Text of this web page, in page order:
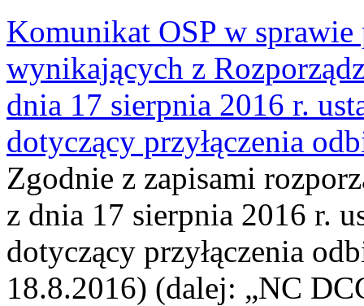
Komunikat OSP w
wynikających z
dnia 17 sierpnia 2016 r.
dotyczący przyłączenia
Zgodnie z zapisami
z dnia 17 sierpnia 2016 r.
dotyczący przyłączenia
18.8.2016) (dalej: „NC